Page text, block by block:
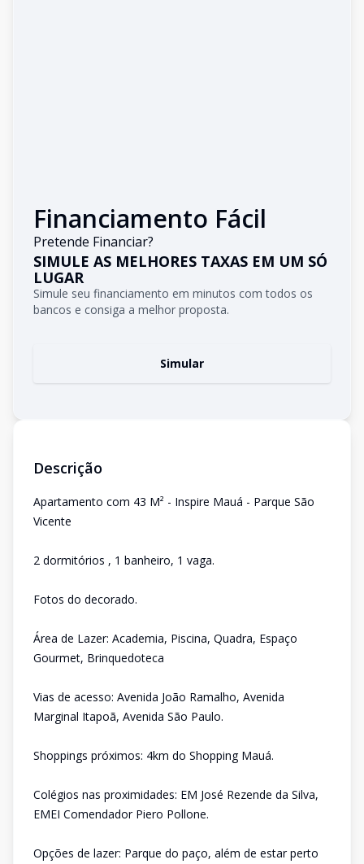
Financiamento Fácil
Pretende Financiar?
SIMULE AS MELHORES TAXAS EM UM SÓ
LUGAR
Simule seu financiamento em minutos com todos os
bancos e consiga a melhor proposta.
Simular
Descrição
Apartamento com 43 M² - Inspire Mauá - Parque São
Vicente
2 dormitórios , 1 banheiro, 1 vaga.
Fotos do decorado.
Área de Lazer: Academia, Piscina, Quadra, Espaço
Gourmet, Brinquedoteca
Vias de acesso: Avenida João Ramalho, Avenida
Marginal Itapoã, Avenida São Paulo.
Shoppings próximos: 4km do Shopping Mauá.
Colégios nas proximidades: EM José Rezende da Silva,
EMEI Comendador Piero Pollone.
Opções de lazer: Parque do paço, além de estar perto